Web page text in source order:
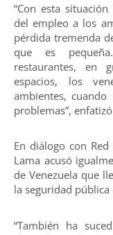
“Con esta
del empleo a los
pérdida tremenda
que es
restaurantes, en
espacios, los
ambientes,
problemas”,
En diálogo con Red
Lama acusó
de Venezuela que
la seguridad
“También ha